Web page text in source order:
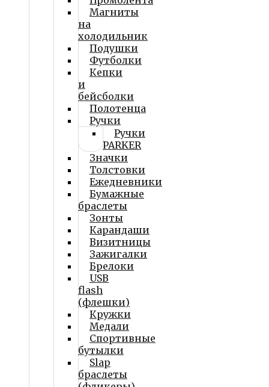
Магниты
на
холодильник
Подушки
Футболки
Кепки
и
бейсболки
Полотенца
Ручки
Ручки
PARKER
Значки
Толстовки
Ежедневники
Бумажные
браслеты
Зонты
Карандаши
Визитницы
Зажигалки
Брелоки
USB
flash
(флешки)
Кружки
Медали
Спортивные
бутылки
Slap
браслеты